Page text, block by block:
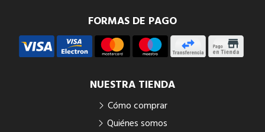
FORMAS DE PAGO
NUESTRA TIENDA
Cómo comprar
Quiénes somos